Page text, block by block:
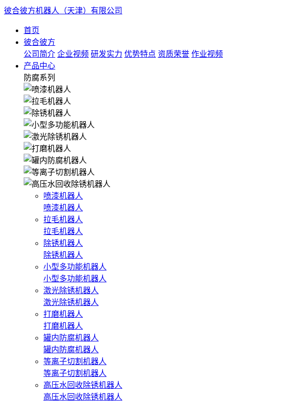
彼合彼方机器人（天津）有限公司
首页
彼合彼方
公司简介 企业视频 研发实力 优势特点 资质荣誉 作业视频
产品中心
防腐系列
喷漆机器人
喷漆机器人
拉毛机器人
拉毛机器人
除锈机器人
除锈机器人
小型多功能机器人
小型多功能机器人
激光除锈机器人
激光除锈机器人
打磨机器人
打磨机器人
罐内防腐机器人
罐内防腐机器人
等离子切割机器人
等离子切割机器人
高压水回收除锈机器人
高压水回收除锈机器人